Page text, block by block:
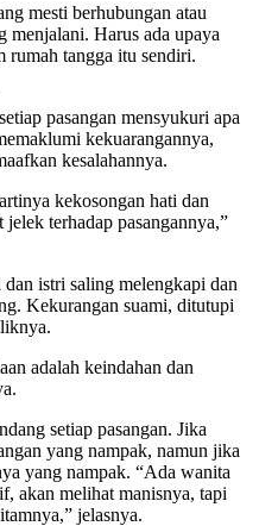
mesti berhubungan atau
menjalani. Harus ada upaya
rumah tangga itu sendiri.
pasangan mensyukuri apa
kekuarangannya,
kesalahannya.
kekosongan hati dan
terhadap pasangannya,”
istri saling melengkapi dan
Kekurangan suami, ditutupi
adalah keindahan dan
setiap pasangan. Jika
yang nampak, namun jika
yang nampak. “Ada wanita
akan melihat manisnya, tapi
jelasnya.